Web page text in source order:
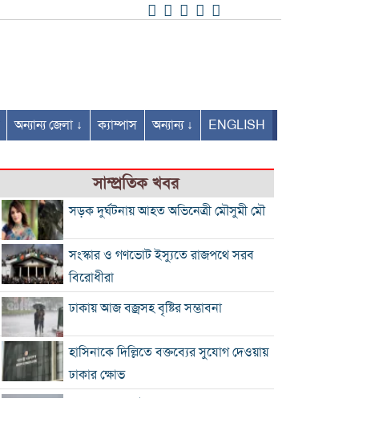
অন্যান্য জেলা ↓ ক্যাম্পাস অন্যান্য ↓ ENGLISH
সাম্প্রতিক খবর
সড়ক দুর্ঘটনায় আহত অভিনেত্রী মৌসুমী মৌ
সংস্কার ও গণভোট ইস্যুতে রাজপথে সরব
বিরোধীরা
ঢাকায় আজ বজ্রসহ বৃষ্টির সম্ভাবনা
হাসিনাকে দিল্লিতে বক্তব্যের সুযোগ দেওয়ায়
ঢাকার ক্ষোভ